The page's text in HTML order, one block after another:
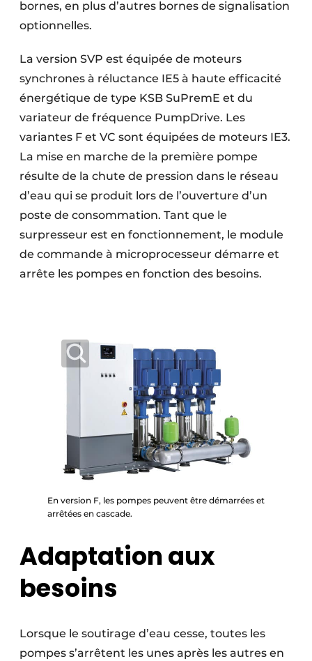
bornes, en plus d’autres bornes de signalisation
optionnelles.
La version SVP est équipée de moteurs
synchrones à réluctance IE5 à haute efficacité
énergétique de type KSB SuPremE et du
variateur de fréquence PumpDrive. Les
variantes F et VC sont équipées de moteurs IE3.
La mise en marche de la première pompe
résulte de la chute de pression dans le réseau
d’eau qui se produit lors de l’ouverture d’un
poste de consommation. Tant que le
surpresseur est en fonctionnement, le module
de commande à microprocesseur démarre et
arrête les pompes en fonction des besoins.
En version F, les pompes peuvent être démarrées et
arrêtées en cascade.
Adaptation aux
besoins
Lorsque le soutirage d’eau cesse, toutes les
pompes s’arrêtent les unes après les autres en